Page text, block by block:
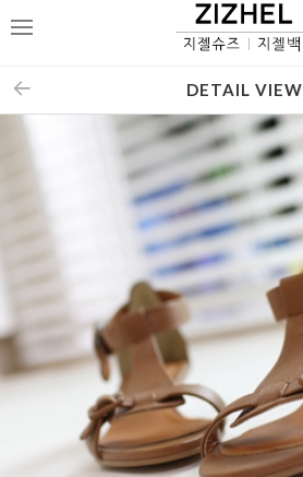
메
DETAIL VIEW